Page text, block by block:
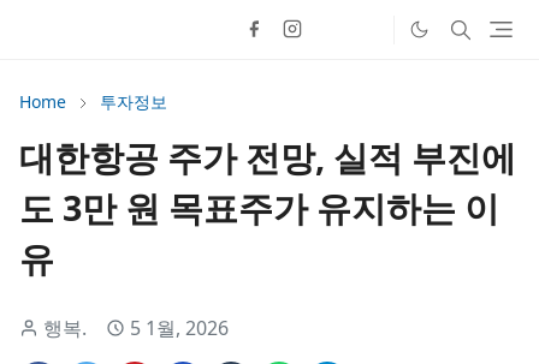
Home 투자정보
대한항공 주가 전망, 실적 부진에
도 3만 원 목표주가 유지하는 이
유
행복. 5 1월, 2026